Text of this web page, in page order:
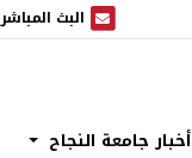
البث المباشر
البث المباشر
أخبار جامعة النجاح